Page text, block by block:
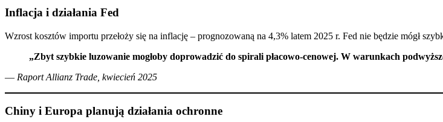
Inflacja i działania Fed
Wzrost kosztów importu przełoży się na inflację – prognozowaną na 4,3% latem 2025 r. Fed nie będzie mógł
„Zbyt szybkie luzowanie mogłoby doprowadzić do spirali płacowo-cenowej. W warunkach
— Raport Allianz Trade, kwiecień 2025
Chiny i Europa planują działania ochronne